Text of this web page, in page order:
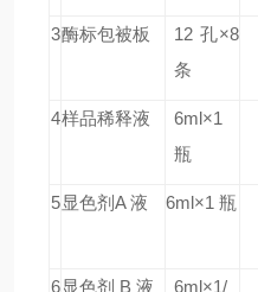
3酶标包被板
12 孔×8
条
4样品稀释液
6ml×1
瓶
5显色剂A 液 6ml×1 瓶
6显色剂 B 液 6ml×1/